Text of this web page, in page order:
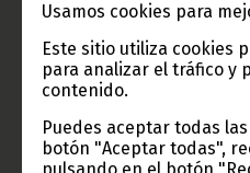
Usamos cookies para
Este sitio utiliza cookies
para analizar el tráfico y
contenido.
Puedes aceptar todas
botón "Aceptar todas",
TVGE